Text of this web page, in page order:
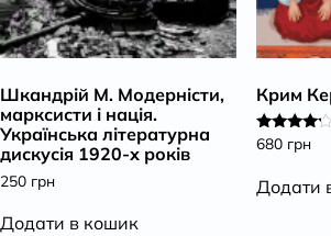
Шкандрій М. Модерністи,
марксисти і нація.
Українська літературна
дискусія 1920-х років
250 грн
Додати в кошик
Крим
Оцінено
з 5
680 грн
Додати